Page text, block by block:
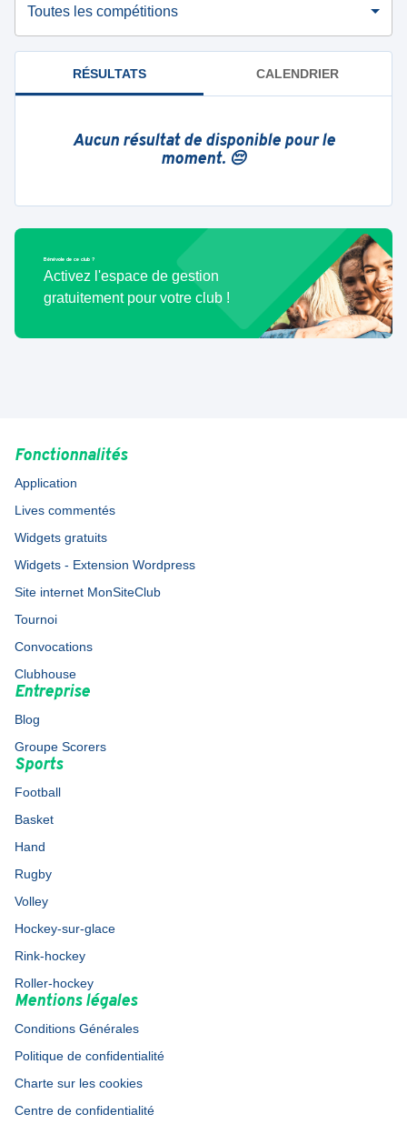
Toutes les compétitions
RÉSULTATS CALENDRIER
Aucun résultat de disponible pour le
moment. 😔
Bénévole de ce club ?
Activez l'espace de gestion
gratuitement pour votre club !
Fonctionnalités
Application
Lives commentés
Widgets gratuits
Widgets - Extension Wordpress
Site internet MonSiteClub
Tournoi
Convocations
Clubhouse
Entreprise
Blog
Groupe Scorers
Sports
Football
Basket
Hand
Rugby
Volley
Hockey-sur-glace
Rink-hockey
Roller-hockey
Mentions légales
Conditions Générales
Politique de confidentialité
Charte sur les cookies
Centre de confidentialité